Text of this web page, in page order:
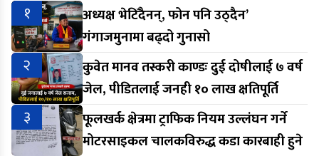
१
अध्यक्ष भेटिँदैनन्, फोन पनि उठ्दैन’
गंगाजमुनामा बढ्दो गुनासो
२
कुवेत मानव तस्करी काण्डः दुई दोषीलाई ७ वर्ष
जेल, पीडितलाई जनही १० लाख क्षतिपूर्ति
३
फूलखर्क क्षेत्रमा ट्राफिक नियम उल्लंघन गर्ने
मोटरसाइकल चालकविरुद्ध कडा कारबाही हुने